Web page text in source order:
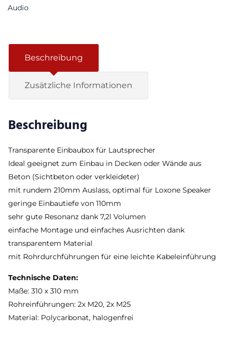
Audio
Beschreibung
Zusätzliche Informationen
Beschreibung
Transparente Einbaubox für Lautsprecher
Ideal geeignet zum Einbau in Decken oder Wände aus
Beton (Sichtbeton oder verkleideter)
mit rundem 210mm Auslass, optimal für Loxone Speaker
geringe Einbautiefe von 110mm
sehr gute Resonanz dank 7,2l Volumen
einfache Montage und einfaches Ausrichten dank
transparentem Material
mit Rohrdurchführungen für eine leichte Kabeleinführung
Technische Daten:
Maße: 310 x 310 mm
Rohreinführungen: 2x M20, 2x M25
Material: Polycarbonat, halogenfrei